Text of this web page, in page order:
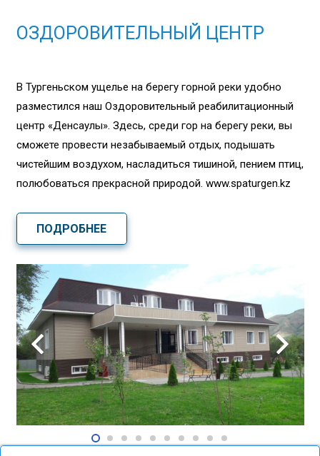
ОЗДОРОВИТЕЛЬНЫЙ ЦЕНТР
В Тургеньском ущелье на берегу горной реки удобно
разместился наш Оздоровительный реабилитационный
центр «Денсаулық». Здесь, среди гор на берегу реки, вы
сможете провести незабываемый отдых, подышать
чистейшим воздухом, насладиться тишиной, пением птиц,
полюбоваться прекрасной природой. www.spaturgen.kz
ПОДРОБНЕЕ